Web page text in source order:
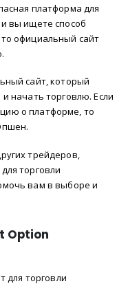
платформа для
вы ищете способ
официальный сайт
сайт, который
начать торговлю. Если
о платформе, то
трейдеров,
торговли
вам в выборе и
Option
для торговли